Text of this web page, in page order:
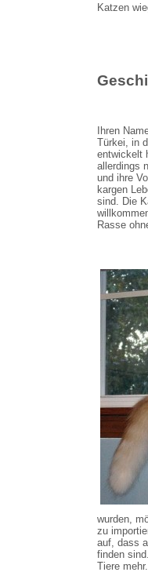
Katzen
Ihren
Türkei, in
entwickelt
allerdings
und ihre
kargen
sind. Die
Rasse
wurden,
zu
auf, dass
finden
Tiere mehr.